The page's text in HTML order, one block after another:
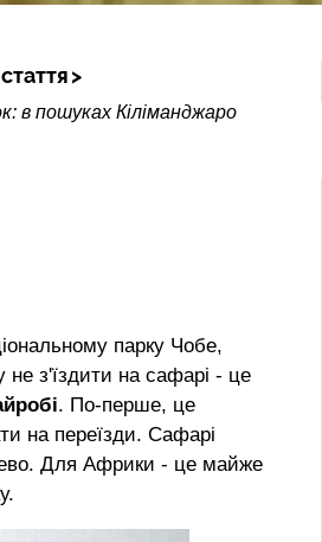
в пошуках Кіліманджаро
парку Чобе,
не з'їздити на сафарі - це
. По-перше, це
на переїзди. Сафарі
Для Африки - це майже